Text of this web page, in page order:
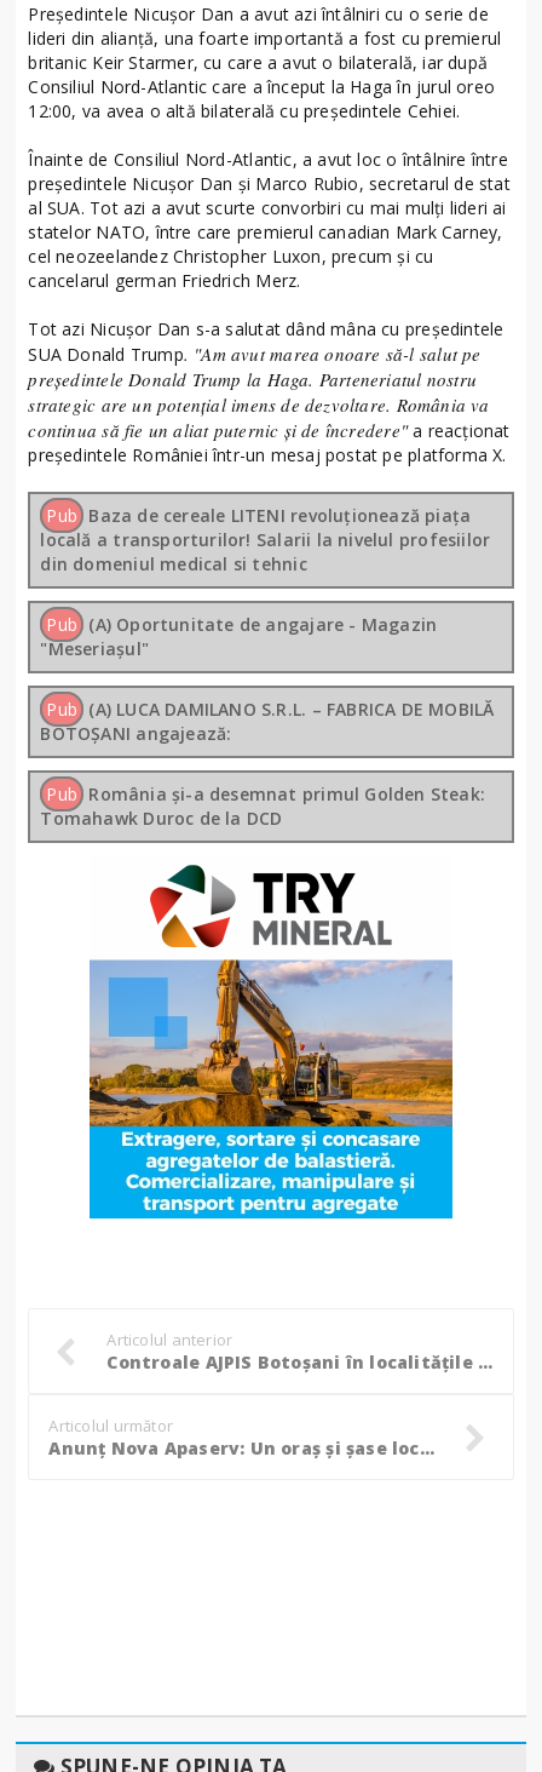
Președintele Nicușor Dan a avut azi întâlniri cu o serie de
lideri din alianță, una foarte importantă a fost cu premierul
britanic Keir Starmer, cu care a avut o bilaterală, iar după
Consiliul Nord-Atlantic care a început la Haga în jurul oreo
12:00, va avea o altă bilaterală cu președintele Cehiei.
Înainte de Consiliul Nord-Atlantic, a avut loc o întâlnire între
președintele Nicușor Dan și Marco Rubio, secretarul de stat
al SUA. Tot azi a avut scurte convorbiri cu mai mulți lideri ai
statelor NATO, între care premierul canadian Mark Carney,
cel neozeelandez Christopher Luxon, precum și cu
cancelarul german Friedrich Merz.
Tot azi Nicușor Dan s-a salutat dând mâna cu președintele
SUA Donald Trump. "Am avut marea onoare să-l salut pe
președintele Donald Trump la Haga. Parteneriatul nostru
strategic are un potențial imens de dezvoltare. România va
continua să fie un aliat puternic și de încredere"a reacționat
președintele României într-un mesaj postat pe platforma X.
Pub Baza de cereale LITENI revoluționează piața
locală a transporturilor! Salarii la nivelul profesiilor
din domeniul medical si tehnic
Pub (A) Oportunitate de angajare - Magazin
"Meseriașul"
Pub (A) LUCA DAMILANO S.R.L. – FABRICA DE MOBILĂ
BOTOȘANI angajează:
Pub România și-a desemnat primul Golden Steak:
Tomahawk Duroc de la DCD
Articolul anterior
Controale AJPIS Botoșani în localitățile botoșănene: Mai multe abateri constatate la primăriile din județ!
Articolul următor
Anunț Nova Apaserv: Un oraș și șase localități rămân, din această seară, fără apă!
SPUNE-NE OPINIA TA